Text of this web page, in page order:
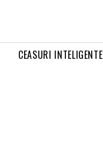
CEASURI INTELIGENTE